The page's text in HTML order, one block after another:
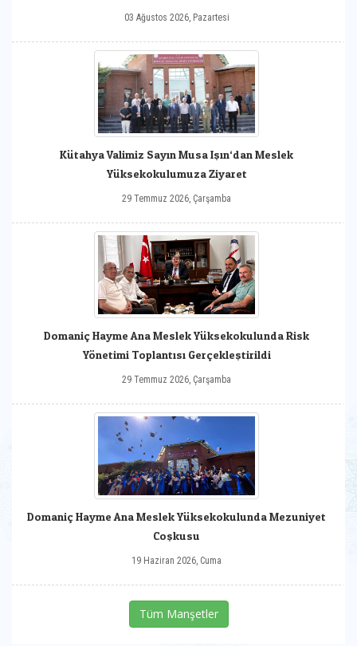
03 Ağustos 2026, Pazartesi
Kütahya Valimiz Sayın Musa Işın‘dan Meslek
Yüksekokulumuza Ziyaret
29 Temmuz 2026, Çarşamba
Domaniç Hayme Ana Meslek Yüksekokulunda Risk
Yönetimi Toplantısı Gerçekleştirildi
29 Temmuz 2026, Çarşamba
Domaniç Hayme Ana Meslek Yüksekokulunda Mezuniyet
Coşkusu
19 Haziran 2026, Cuma
Tüm Manşetler